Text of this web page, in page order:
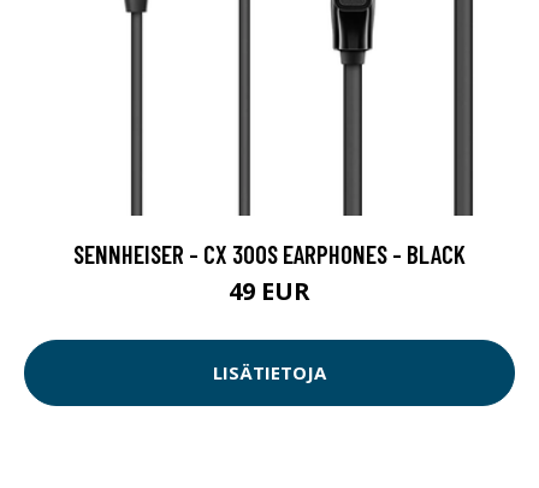
SENNHEISER - CX 300S EARPHONES - BLACK
49 EUR
LISÄTIETOJA